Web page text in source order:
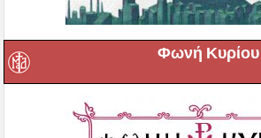
Φωνή Κυρίου